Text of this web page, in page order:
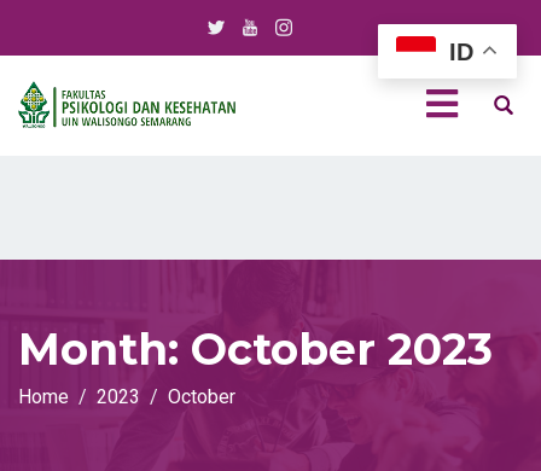
Month: October 2023
Home 2023 October
ID